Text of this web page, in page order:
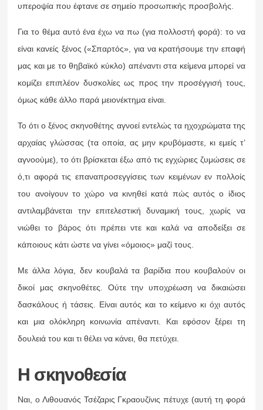
υπεροψία που έφτανε σε σημείο προσωπικής προσβολής.
Για το θέμα αυτό ένα έχω να πω (για πολλοστή φορά): το να
είναι κανείς ξένος («Σπαρτός», για να κρατήσουμε την επαφή
μας και με το θηβαϊκό κύκλο) απέναντι στα κείμενα μπορεί να
κομίζει επιπλέον δυσκολίες ως προς την προσέγγισή τους,
όμως κάθε άλλο παρά μειονέκτημα είναι.
Το ότι ο ξένος σκηνοθέτης αγνοεί εντελώς τα ηχοχρώματα της
αρχαίας γλώσσας (τα οποία, ας μην κρυβόμαστε, κι εμείς τ’
αγνοούμε), το ότι βρίσκεται έξω από τις εγχώριες ζυμώσεις σε
ό,τι αφορά τις επαναπροσεγγίσεις των κειμένων εν πολλοίς
του ανοίγουν το χώρο να κινηθεί κατά πώς αυτός ο ίδιος
αντιλαμβάνεται την επιτελεστική δυναμική τους, χωρίς να
νιώθει το βάρος ότι πρέπει ντε και καλά να αποδείξει σε
κάποιους κάτι ώστε να γίνει «όμοιος» μαζί τους.
Με άλλα λόγια, δεν κουβαλά τα βαρίδια που κουβαλούν οι
δικοί μας σκηνοθέτες. Ούτε την υποχρέωση να δικαιώσει
δασκάλους ή τάσεις. Είναι αυτός και το κείμενο κι όχι αυτός
και μια ολόκληρη κοινωνία απέναντι. Και εφόσον ξέρει τη
δουλειά του και τι θέλει να κάνει, θα πετύχει.
Η σκηνοθεσία
Ναι, ο Λιθουανός Τσέζαρις Γκραουζίνις πέτυχε (αυτή τη φορά